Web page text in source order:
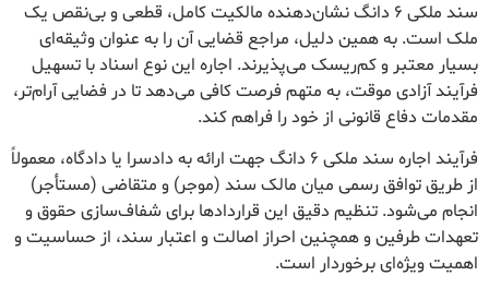
سند ملکی ۶ دانگ نشان‌دهنده مالکیت کامل، قطعی و بی‌نقص یک
ملک است. به همین دلیل، مراجع قضایی آن را به عنوان وثیقه‌ای
بسیار معتبر و کم‌ریسک می‌پذیرند. اجاره این نوع اسناد با تسهیل
فرآیند آزادی موقت، به متهم فرصت کافی می‌دهد تا در فضایی آرام‌تر،
مقدمات دفاع قانونی از خود را فراهم کند.
فرآیند اجاره سند ملکی ۶ دانگ جهت ارائه به دادسرا یا دادگاه، معمولاً
از طریق توافق رسمی میان مالک سند (موجر) و متقاضی (مستأجر)
انجام می‌شود. تنظیم دقیق این قراردادها برای شفاف‌سازی حقوق و
تعهدات طرفین و همچنین احراز اصالت و اعتبار سند، از حساسیت و
اهمیت ویژه‌ای برخوردار است.